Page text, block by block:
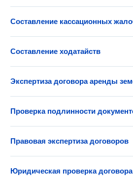
Составление кассационных
Составление ходатайств
Экспертиза договора аренды
Проверка подлинности
Правовая экспертиза договоров
Юридическая проверка